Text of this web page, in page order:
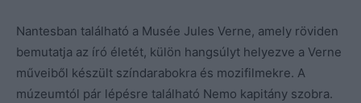
Nantesban található a Musée Jules Verne, amely röviden
bemutatja az író életét, külön hangsúlyt helyezve a Verne
műveiből készült színdarabokra és mozifilmekre. A
múzeumtól pár lépésre található Nemo kapitány szobra.